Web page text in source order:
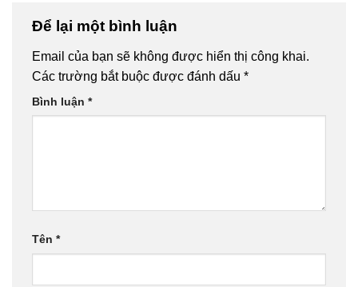
Để lại một bình luận
Email của bạn sẽ không được hiển thị công khai.
Các trường bắt buộc được đánh dấu *
Bình luận *
Tên *